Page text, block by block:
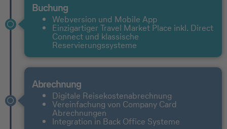
Buchung
Webversion und Mobile App
Einzigartiger Travel Market Place inkl. Direct
Connect und klassische
Reservierungssysteme
Abrechnung
Digitale Reisekostenabrechnung
Vereinfachung von Company Card
Abrechnungen
Integration in Back Office Systeme